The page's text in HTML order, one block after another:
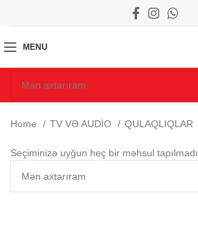
MENU
Home TV VƏ AUDİO QULAQLIQLAR
Seçiminizə uyğun heç bir məhsul tapılmadı.